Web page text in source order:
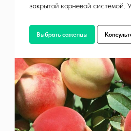
закрытой корневой системой.
Выбрать саженцы